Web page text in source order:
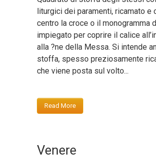
liturgici dei paramenti, ricamato e
centro la croce o il monogramma
impiegato per coprire il calice
alla ?ne della Messa. Si intende
stoffa, spesso preziosamente
che viene posta sul volto...
Read More
Venere